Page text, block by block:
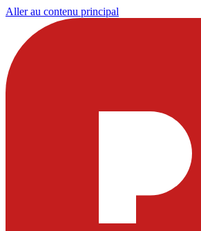
Aller au contenu principal